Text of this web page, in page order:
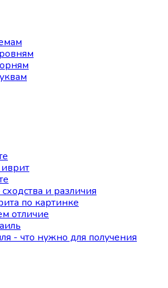
иврит
и различия
по картинке
отличие
- что нужно для получения